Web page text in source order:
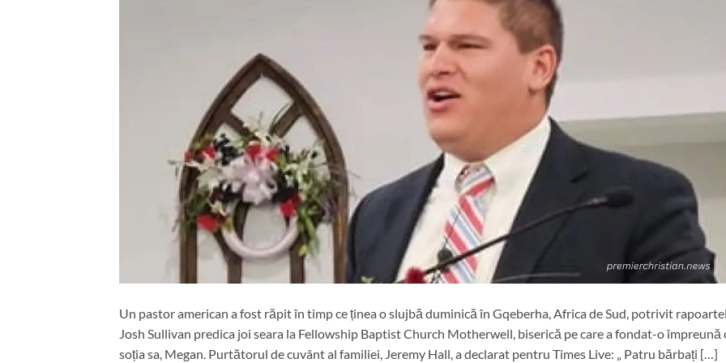
Un pastor american a fost răpit în timp ce ținea o slujbă duminică în Gqeberha, Africa de Sud, potrivit
Josh Sullivan predica joi seara la Fellowship Baptist Church Motherwell, biserică pe care a fondat-o împreună
soția sa, Megan. Purtătorul de cuvânt al familiei, Jeremy Hall, a declarat pentru Times Live: „ Patru bărbați […]